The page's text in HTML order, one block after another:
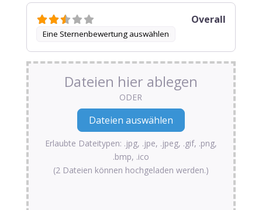
Eine Sternenbewertung auswählen
Overall
Dateien hier ablegen
ODER
Erlaubte Dateitypen: .jpg, .jpe, .jpeg, .gif, .png,
.bmp, .ico
(2 Dateien können hochgeladen werden.)